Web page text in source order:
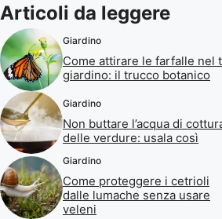
Articoli da leggere
Giardino
Come attirare le farfalle nel
giardino: il trucco botanico
Giardino
Non buttare l’acqua di
delle verdure: usala così
Giardino
Come proteggere i cetrioli
dalle lumache senza usare
veleni